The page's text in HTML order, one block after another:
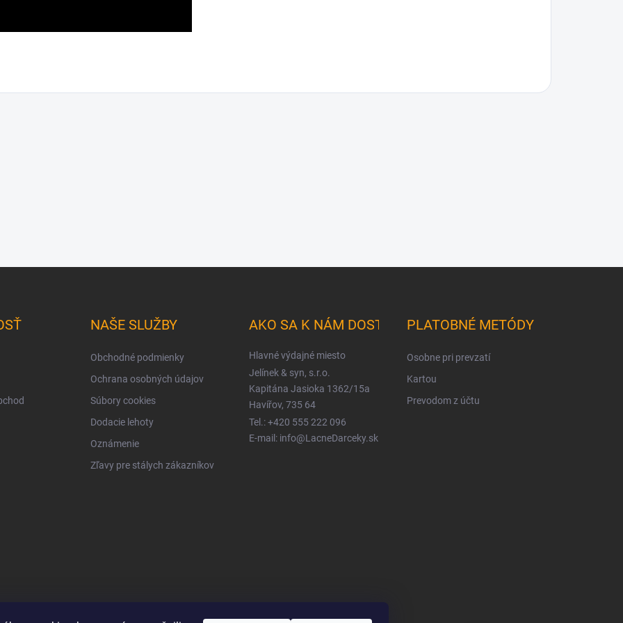
NAŠE SLUŽBY
Obchodné podmienky
Ochrana osobných údajov
Súbory cookies
Dodacie lehoty
Oznámenie
Zľavy pre stálych zákazníkov
AKO SA K NÁM DOSTANETE
Hlavné výdajné miesto
Jelínek & syn, s.r.o.
Kapitána Jasioka 1362/15a
Havířov, 735 64
Tel.: +420 555 222 096
E-mail: info@LacneDarceky.sk
PLATOBNÉ METÓDY
Osobne pri prevzatí
Kartou
Prevodom z účtu